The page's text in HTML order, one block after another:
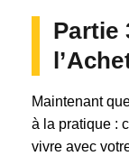
Partie
Maintenant
à la pratique :
vivre avec